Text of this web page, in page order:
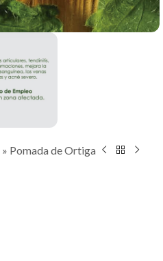
» Pomada de Ortiga